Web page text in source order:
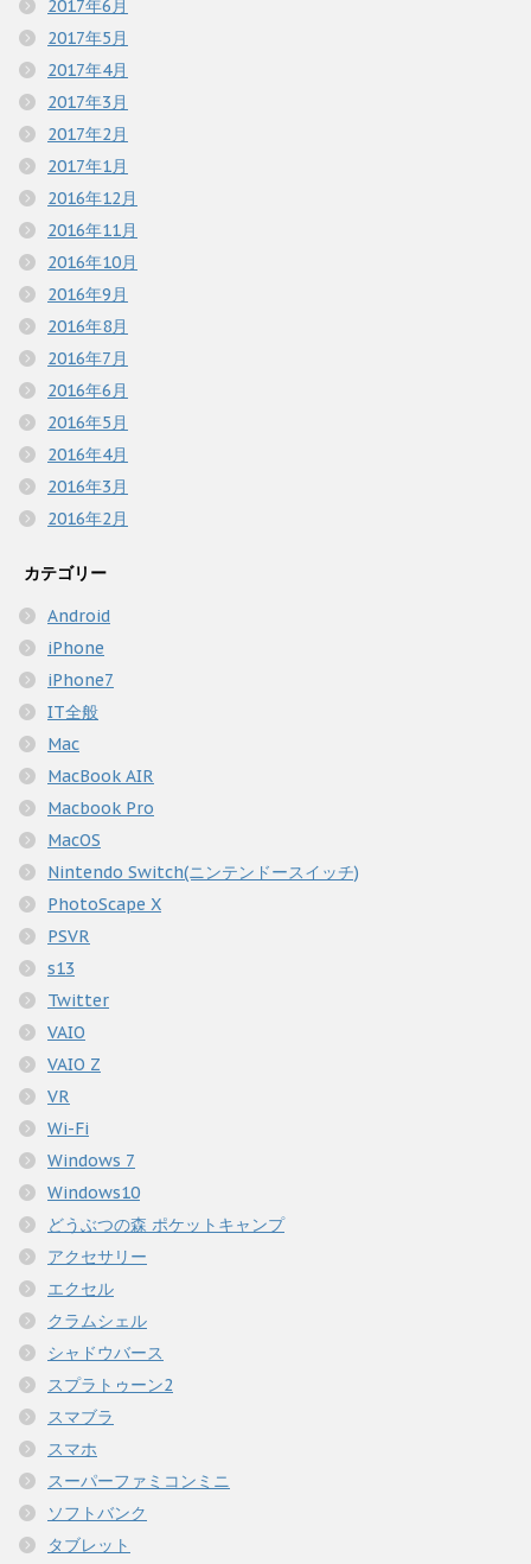
2017年6月
2017年5月
2017年4月
2017年3月
2017年2月
2017年1月
2016年12月
2016年11月
2016年10月
2016年9月
2016年8月
2016年7月
2016年6月
2016年5月
2016年4月
2016年3月
2016年2月
カテゴリー
Android
iPhone
iPhone7
IT全般
Mac
MacBook AIR
Macbook Pro
MacOS
Nintendo Switch(ニンテンドースイッチ)
PhotoScape X
PSVR
s13
Twitter
VAIO
VAIO Z
VR
Wi-Fi
Windows 7
Windows10
どうぶつの森 ポケットキャンプ
アクセサリー
エクセル
クラムシェル
シャドウバース
スプラトゥーン2
スマブラ
スマホ
スーパーファミコンミニ
ソフトバンク
タブレット